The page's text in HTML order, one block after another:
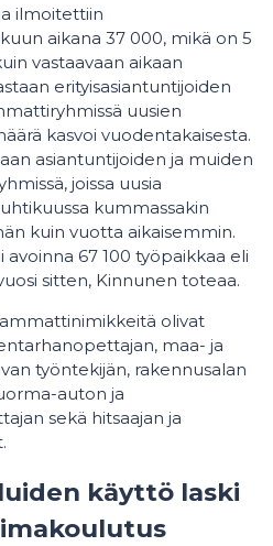
ilmoitettiin
aikana 37 000, mikä on 5
vastaavaan aikaan
erityisasiantuntijoiden
uusien
kasvoi vuodentakaisesta.
asiantuntijoiden ja muiden
joissa uusia
kummassakin
kuin vuotta aikaisemmin.
67 100 työpaikkaa eli
sitten, Kinnunen toteaa.
olivat
maa- ja
työntekijän, rakennusalan
auton ja
sekä hitsaajan ja
käyttö laski